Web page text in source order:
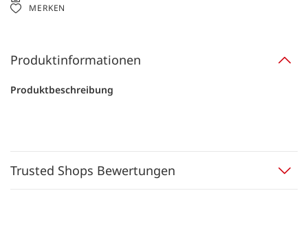
MERKEN
Produktinformationen
Produktbeschreibung
Trusted Shops Bewertungen